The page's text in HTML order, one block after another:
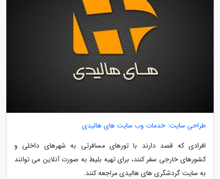
طراحی سایت: خدمات وب سایت های هالیدی
افرادی که قصد دارند با تورهای مسافرتی به شهرهای داخلی و
کشورهای خارجی سفر کنند، برای تهیه بلیط به صورت آنلاین می توانند
به سایت گردشگری های هالیدی مراجعه کنند.